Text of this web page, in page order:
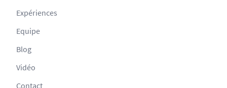
Expériences
Equipe
Blog
Vidéo
Contact